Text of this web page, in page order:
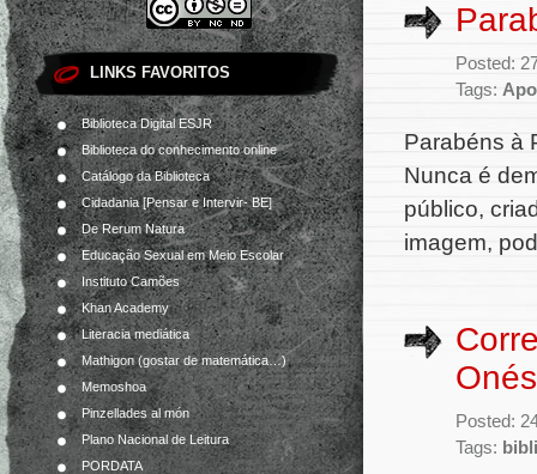
LINKS FAVORITOS
Biblioteca Digital ESJR
Biblioteca do conhecimento online
Catálogo da Biblioteca
Cidadania [Pensar e Intervir- BE]
De Rerum Natura
Educação Sexual em Meio Escolar
Instituto Camões
Khan Academy
Literacia mediática
Mathigon (gostar de matemática…)
Memoshoa
Pinzellades al món
Plano Nacional de Leitura
PORDATA
Posted:
Tags:
Parabéns à
Nunca é
público,
imagem,
Posted:
Tags: